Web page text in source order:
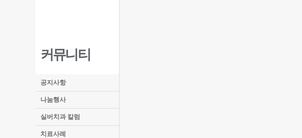
커뮤니티
공지사항
나눔행사
실버치과 칼럼
치료사례